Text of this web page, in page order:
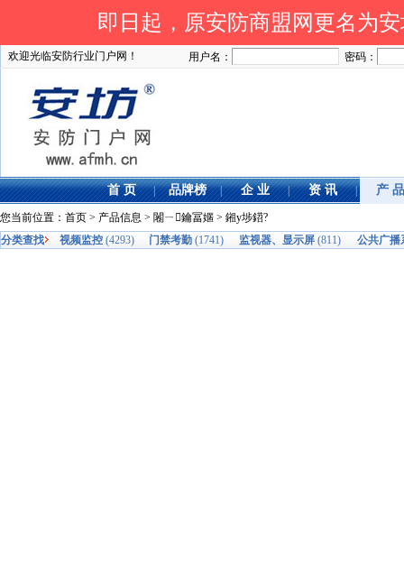
即日起，原安防商盟网更名
欢迎光临安防行业门户网！ 用户名： 密码：
首 页 | 品牌榜 | 企 业 | 资 讯 | 产 品
您当前位置： 首页 > 产品信息 > 闂ㄧ鑰冨嫟 > 鎺у埗鍣?
分类查找
视频监控 (4293) 门禁考勤 (1741) 监视器、显示屏 (811) 公共广播